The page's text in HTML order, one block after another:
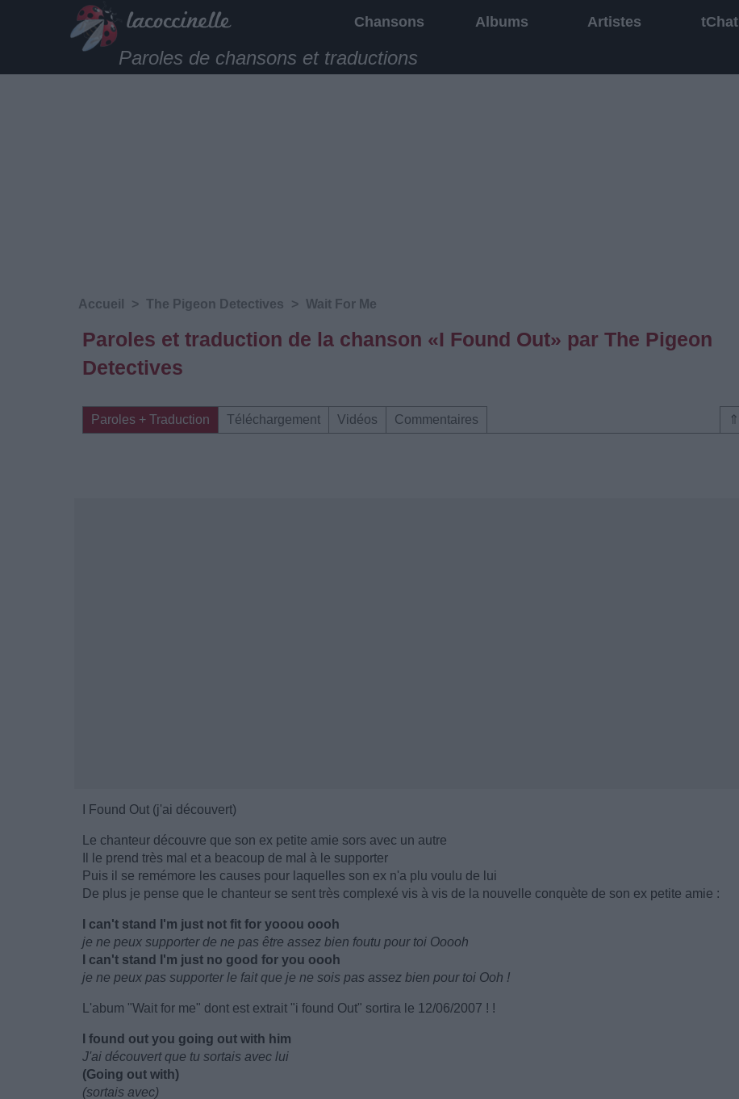
Chansons Albums Artistes tChat
Paroles de chansons et traductions
Accueil > The Pigeon Detectives > Wait For Me
Paroles et traduction de la chanson «I Found Out» par The Pigeon
Detectives
⇑
Paroles + Traduction Téléchargement Vidéos Commentaires
I Found Out (j'ai découvert)
Le chanteur découvre que son ex petite amie sors avec un autre
Il le prend très mal et a beacoup de mal à le supporter
Puis il se remémore les causes pour laquelles son ex n'a plu voulu de lui
De plus je pense que le chanteur se sent très complexé vis à vis de la nouvelle conquète de son ex petite amie :
I can't stand I'm just not fit for yooou oooh
je ne peux supporter de ne pas être assez bien foutu pour toi Ooooh
I can't stand I'm just no good for you oooh
je ne peux pas supporter le fait que je ne sois pas assez bien pour toi Ooh !
L'abum "Wait for me" dont est extrait "i found Out" sortira le 12/06/2007 ! !
I found out you going out with him
J'ai découvert que tu sortais avec lui
(Going out with)
(sortais avec)